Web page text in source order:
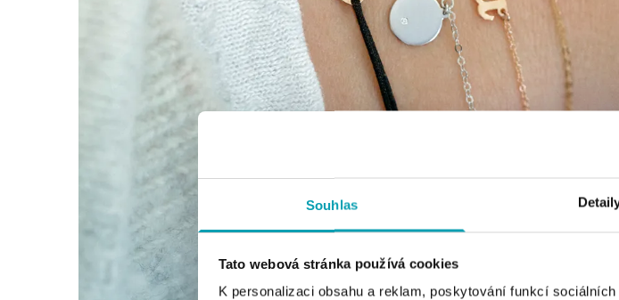
Souhlas
Tato webová stránka používá cookies
K personalizaci obsahu a reklam, poskytování funkcí